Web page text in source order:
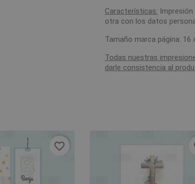
Características:
otra con los datos
Tamaño marca página: 16
Todas nuestras
darle consistencia al
favorite_border